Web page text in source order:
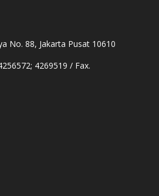
No. 88, Jakarta Pusat 10610
4269519 / Fax.